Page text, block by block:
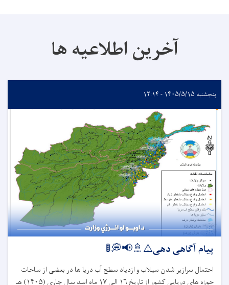
آخرین اطلاعیه ها
پنجشنبه ۱۴۰۵/۵/۱۵ - ۱۲:۱۴
پیام آگاهی دهی⚠️🚿📢💭🚦
احتمال سرازیر شدن سیلاب و ازدیاد سطح آب دریا ها در بعضی از ساحات
حوزه های دریایی کشور از تاریخ ۱۶ الی۱۷ ماه اسد سال جاری (۱۴۰۵) هـ